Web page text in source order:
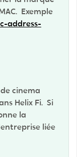
Exemple
address-
cinema
Helix Fi. Si
la
liée